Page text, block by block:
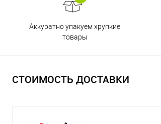
Аккуратно упакуем хрупкие
товары
СТОИМОСТЬ ДОСТАВКИ